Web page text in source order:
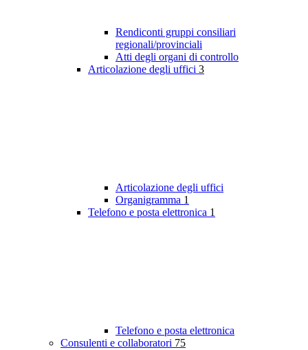
Rendiconti gruppi consiliari
regionali/provinciali
Atti degli organi di controllo
Articolazione degli uffici 3
Articolazione degli uffici
Organigramma 1
Telefono e posta elettronica 1
Telefono e posta elettronica
Consulenti e collaboratori 75